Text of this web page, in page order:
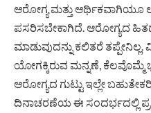
ಆರೋಗ್ಯ ಮತ್ತು ಆರ್ಥಿಕವಾಗಿಯೂ
ಪಸರಿಸಬೇಕಾಗಿದೆ. ಆರೋಗ್ಯದ
ಮಾಡುವುದನ್ನು ಕಲಿತರೆ
ಯೋಗಕ್ಕಿರುವ ಮನ್ನಣೆ, ಕೆಲವೊಮ್ಮೆ
ಆರೋಗ್ಯದ ಗುಟ್ಟು ಇಲ್ಲೇ
ದಿನಾಚರಣೆಯ ಈ ಸಂದರ್ಭದಲ್ಲಿ